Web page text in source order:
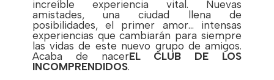
increíble experiencia vital. Nuevas
amistades, una ciudad llena de
posibilidades, el primer amor… intensas
experiencias que cambiarán para siempre
las vidas de este nuevo grupo de amigos.
Acaba de nacerEL CLUB DE LOS
INCOMPRENDIDOS.